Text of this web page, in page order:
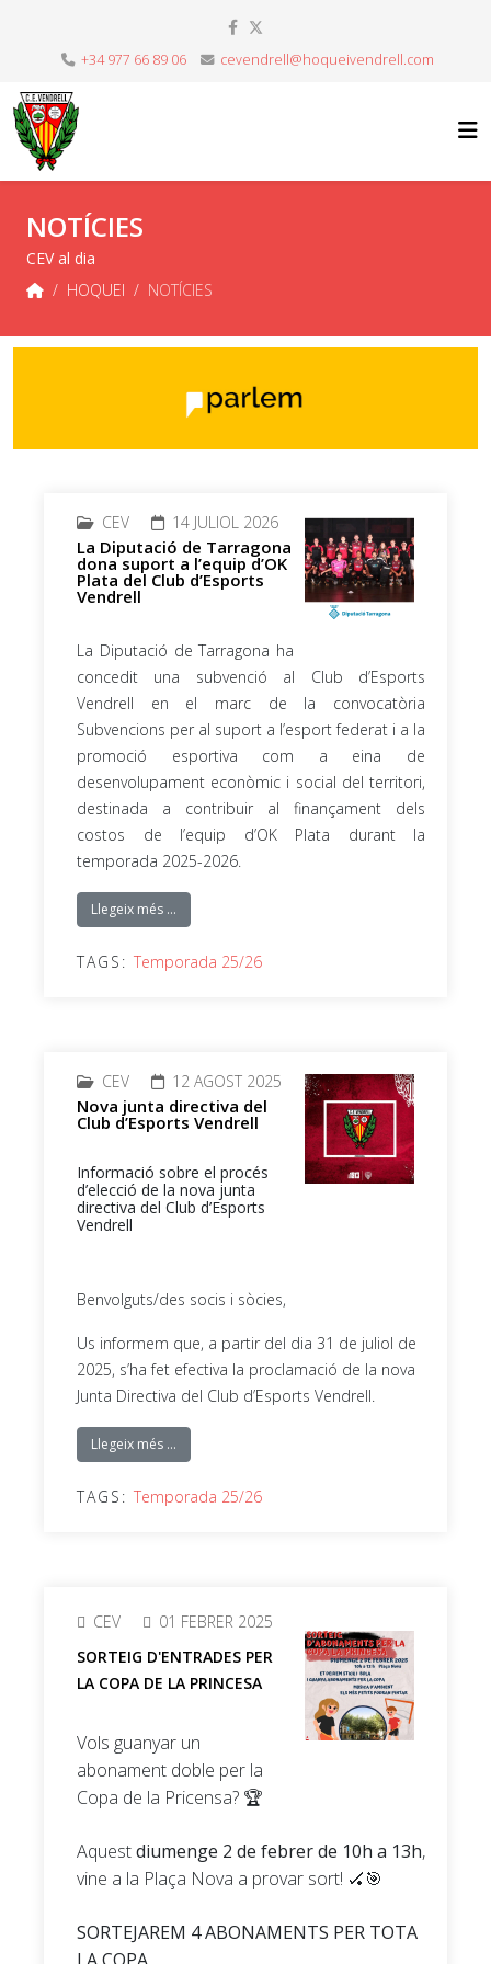
+34 977 66 89 06 cevendrell@hoqueivendrell.com
NOTÍCIES
CEV al dia
HOQUEI
NOTÍCIES
CEV 14 JULIOL 2026
La Diputació de Tarragona
dona suport a l’equip d’OK
Plata del Club d’Esports
Vendrell
La Diputació de Tarragona ha
concedit una subvenció al Club d’Esports
Vendrell en el marc de la convocatòria
Subvencions per al suport a l’esport federat i a la
promoció esportiva com a eina de
desenvolupament econòmic i social del territori,
destinada a contribuir al finançament dels
costos de l’equip d’OK Plata durant la
temporada 2025-2026.
Llegeix més …
TAGS: Temporada 25/26
CEV 12 AGOST 2025
Nova junta directiva del
Club d’Esports Vendrell
Informació sobre el procés
d’elecció de la nova junta
directiva del Club d’Esports
Vendrell
Benvolguts/des socis i sòcies,
Us informem que, a partir del dia 31 de juliol de
2025, s’ha fet efectiva la proclamació de la nova
Junta Directiva del Club d’Esports Vendrell.
Llegeix més …
TAGS: Temporada 25/26
CEV
01 FEBRER 2025
SORTEIG D'ENTRADES PER
LA COPA DE LA PRINCESA
Vols guanyar un
abonament doble per la
Copa de la Pricensa? 🏆
Aquestdiumenge 2 de febrer de 10h a 13h,
vine a la Plaça Nova a provar sort! 🏑🎯
SORTEJAREM 4 ABONAMENTS PER TOTA